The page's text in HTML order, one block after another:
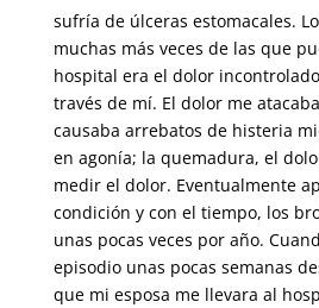
sufría de úlceras estomacales.
muchas más veces de las que
hospital era el dolor
través de mí. El dolor me
causaba arrebatos de histeria
en agonía; la quemadura, el
medir el dolor. Eventualmente
condición y con el tiempo, los
unas pocas veces por año.
episodio unas pocas semanas
que mi esposa me llevara al